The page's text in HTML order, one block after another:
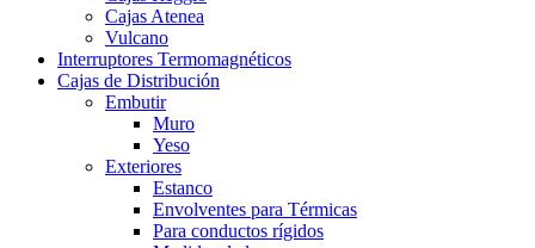
Cajas Atenea
Vulcano
Interruptores Termomagnéticos
Cajas de Distribución
Embutir
Muro
Yeso
Exteriores
Estanco
Envolventes para Térmicas
Para conductos rígidos